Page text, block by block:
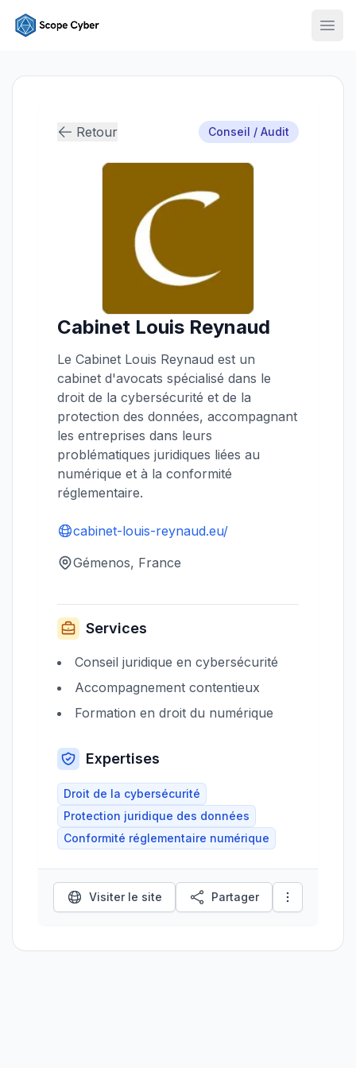
Retour Conseil / Audit
Cabinet Louis Reynaud
Le Cabinet Louis Reynaud est un
cabinet d'avocats spécialisé dans le
droit de la cybersécurité et de la
protection des données, accompagnant
les entreprises dans leurs
problématiques juridiques liées au
numérique et à la conformité
réglementaire.
cabinet-louis-reynaud.eu/
Gémenos, France
Services
Conseil juridique en cybersécurité
Accompagnement contentieux
Formation en droit du numérique
Expertises
Droit de la cybersécurité
Protection juridique des données
Conformité réglementaire numérique
Visiter le site Partager